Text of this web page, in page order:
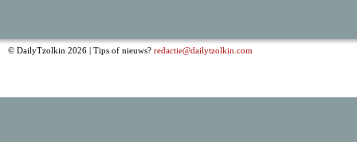
© DailyTzolkin 2026 | Tips of nieuws? redactie@dailytzolkin.com